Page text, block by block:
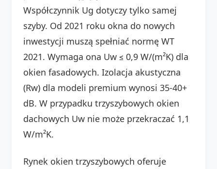
Współczynnik Ug dotyczy tylko samej
szyby. Od 2021 roku okna do nowych
inwestycji muszą spełniać normę WT
2021. Wymaga ona Uw ≤ 0,9 W/(m²K) dla
okien fasadowych. Izolacja akustyczna
(Rw) dla modeli premium wynosi 35-40+
dB. W przypadku trzyszybowych okien
dachowych Uw nie może przekraczać 1,1
W/m²K.
Rynek okien trzyszybowych oferuje